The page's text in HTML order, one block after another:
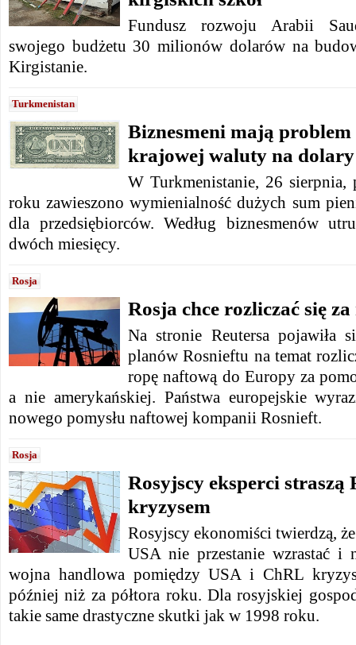
Fundusz rozwoju Arabii
swojego budżetu 30 milionów dolarów na
Kirgistanie.
Turkmenistan
Biznesmeni mają
krajowej waluty na
W Turkmenistanie, 26
roku zawieszono wymienialność dużych sum
dla przedsiębiorców. Według biznesmenów
dwóch miesięcy.
Rosja
Rosja chce rozliczać się
Na stronie Reutersa pojawiła
planów Rosnieftu na temat
ropę naftową do Europy za
a nie amerykańskiej. Państwa europejskie
nowego pomysłu naftowej kompanii Rosnieft.
Rosja
Rosyjscy eksperci
kryzysem
Rosyjscy ekonomiści twierdzą,
USA nie przestanie wzrastać i
wojna handlowa pomiędzy USA i ChRL
później niż za półtora roku. Dla rosyjskiej
takie same drastyczne skutki jak w 1998 roku.